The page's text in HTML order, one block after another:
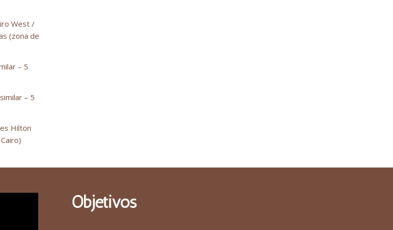
West /
(zona de
– 5
– 5
Hilton
Objetivos